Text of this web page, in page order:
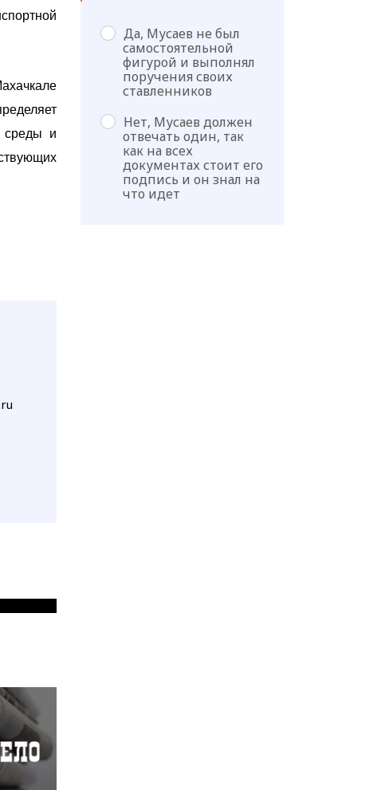
среды и
Да, Мусаев не был
самостоятельной
фигурой и выполнял
поручения своих
ставленников
Нет, Мусаев должен
отвечать один, так
как на всех
документах стоит его
подпись и он знал на
что идет